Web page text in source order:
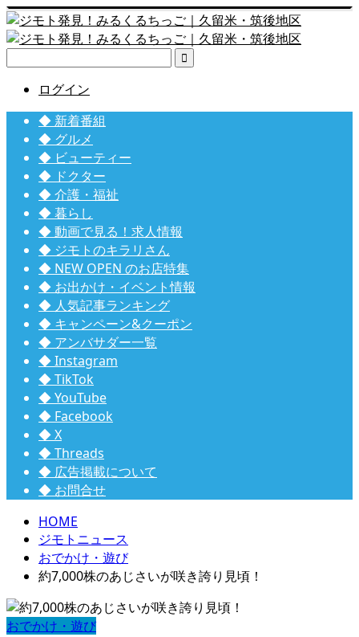

ログイン
◆ 新着番組
◆ グルメ
◆ ビューティー
◆ ドクター
◆ 介護・福祉
◆ 暮らし
◆ 動画で見る！求人情報
◆ ジモトのキラリさん
◆ NEW OPEN のお店特集
◆ お出かけ・イベント情報
◆ 人気記事ランキング
◆ キャンペーン&クーポン
◆ アンバサダー一覧
◆ Instagram
◆ TikTok
◆ YouTube
◆ Facebook
◆ X
◆ Threads
◆ 広告掲載について
◆ お問合せ
HOME
ジモトニュース
おでかけ・遊び
約7,000株のあじさいが咲き誇り見頃！
おでかけ・遊び